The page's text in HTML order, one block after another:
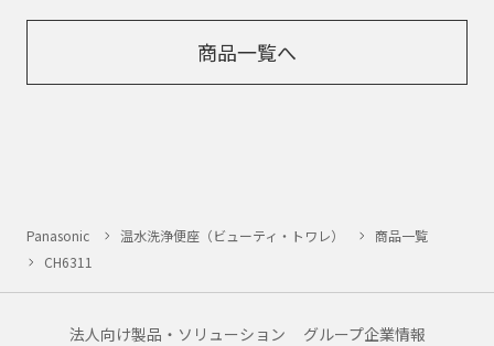
商品一覧へ
Panasonic 温水洗浄便座（ビューティ・トワレ）
商品一覧
CH6311
法人向け製品・ソリューション グループ企業情報